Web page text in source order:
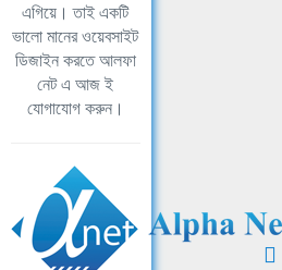
এগিয়ে। তাই একটি
ভালো মানের ওয়েবসাইট
ডিজাইন করতে আলফা
নেট এ আজ ই
যোগাযোগ করুন।